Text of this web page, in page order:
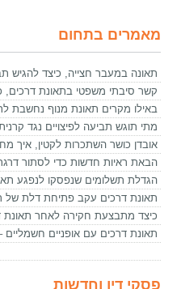
מאמרים בתחום
תאונה במעבר חצייה, כיצד להגיש
קשר סיבתי משפטי בתאונת דרכים,
באילו מקרים תאונת מנוף נחשבת
מתי תוגש תביעה לפיצויים נגד
אובדן כושר השתכרות לקטין, איך
הבאת ראיות חדשות כדי לסתור
הגדלת תשלומים שנפסקו לנפגע
תאונת דרכים עקב פתיחת דלת של
כיצד מתבצעת חקירה לאחר תאונת
תאונת דרכים עם אופניים חשמליים
פסקי דין וחדשות